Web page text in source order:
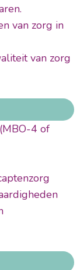
van zorg in
van zorg
4 of